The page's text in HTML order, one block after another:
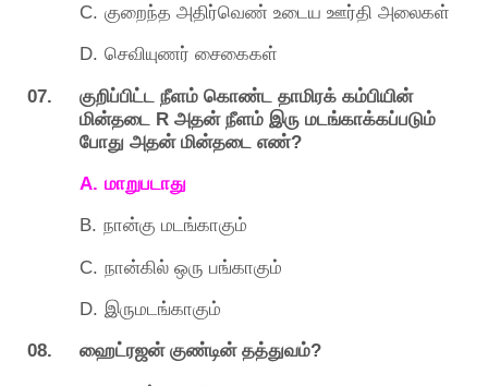
C. குறைந்த அதிர்வெண் உடைய ஊர்தி அலைகள்
D. செவியுணர் சைகைகள்
07. குறிப்பிட்ட நீளம் கொண்ட தாமிரக் கம்பியின்
மின்தடை R அதன் நீளம் இரு மடங்காக்கப்படும்
போது அதன் மின்தடை எண்?
A. மாறுபடாது
B. நான்கு மடங்காகும்
C. நான்கில் ஒரு பங்காகும்
D. இருமடங்காகும்
08. ஹைட்ரஜன் குண்டின் தத்துவம்?